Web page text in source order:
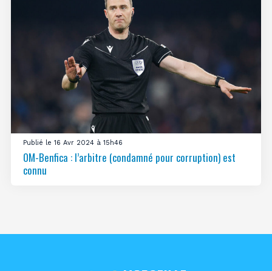
Publié le 16 Avr 2024 à 15h46
OM-Benfica : l’arbitre (condamné pour corruption) est
connu